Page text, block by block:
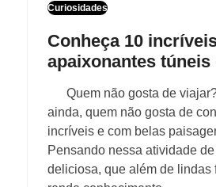
Curiosidades
Conheça 10
apaixonantes túneis
Quem não gosta de
ainda, quem não gosta de
incríveis e com belas
Pensando nessa atividade
deliciosa, que além de lindas